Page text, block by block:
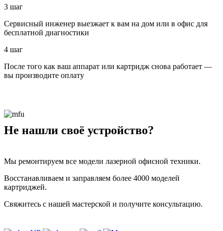
3 шаг
Сервисный инженер выезжает к вам на дом или в офис для
бесплатной диагностики
4 шаг
После того как ваш аппарат или картридж снова работает —
вы производите оплату
Не нашли своё устройство?
Мы ремонтируем все модели лазерной офисной техники.
Восстанавливаем и заправляем более 4000 моделей
картриджей.
Свяжитесь с нашей мастерской и получите консультацию.